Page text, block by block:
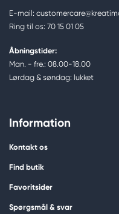
E-mail:
Ring til os: 70 15 01 05
Åbningstider:
Man. - fre.: 08.00-18.00
Lørdag & søndag: lukket
Information
Kontakt os
Find butik
Favoritsider
Spørgsmål & svar